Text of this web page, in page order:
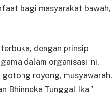
bagi masyarakat bawah,
dengan prinsip
dalam organisasi ini.
royong, musyawarah,
Bhinneka Tunggal Ika,”